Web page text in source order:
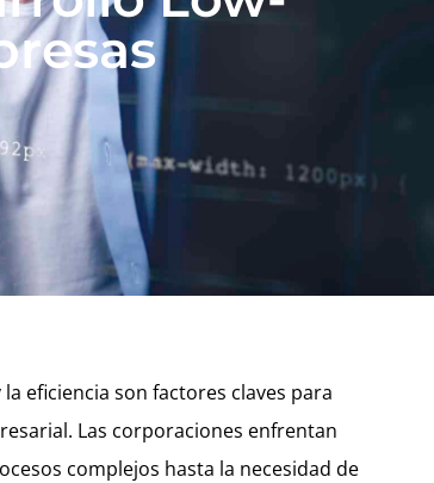
eficiencia son factores claves para
Las corporaciones enfrentan
complejos hasta la necesidad de